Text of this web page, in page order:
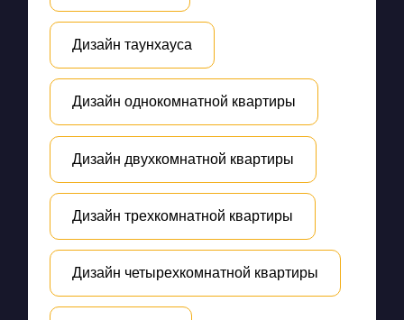
Дизайн таунхауса
Дизайн однокомнатной квартиры
Дизайн двухкомнатной квартиры
Дизайн трехкомнатной квартиры
Дизайн четырехкомнатной квартиры